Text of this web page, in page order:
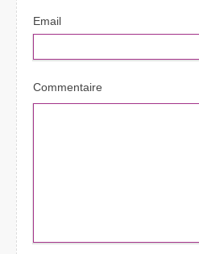
Email
Commentaire